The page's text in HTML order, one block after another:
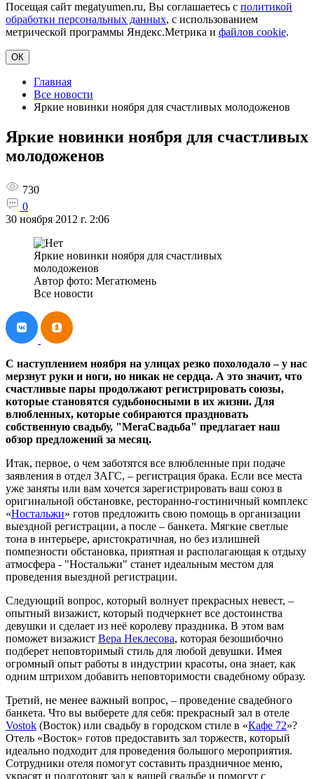
Посещая сайт megatyumen.ru, Вы соглашаетесь с политикой
обработки персональных данных, с использованием
метрической программы Яндекс.Метрика и файлов cookie.
ОК
Главная
Все новости
Яркие новинки ноября для счастливых молодоженов
Яркие новинки ноября для счастливых
молодоженов
730
0
30 ноября 2012 г. 2:06
Яркие новинки ноября для счастливых
молодоженов
Автор фото: Мегатюмень
Все новости
С наступлением ноября на улицах резко похолодало – у нас
мерзнут руки и ноги, но никак не сердца. А это значит, что
счастливые пары продолжают регистрировать союзы,
которые становятся судьбоносными в их жизни. Для
влюбленных, которые собираются праздновать
собственную свадьбу, "МегаСвадьба" предлагает наш
обзор предложений за месяц.
Итак, первое, о чем заботятся все влюбленные при подаче
заявления в отдел ЗАГС, – регистрация брака. Если все места
уже заняты или вам хочется зарегистрировать ваш союз в
оригинальной обстановке, ресторанно-гостиничный комплекс
«Ностальжи» готов предложить свою помощь в организации
выездной регистрации, а после – банкета. Мягкие светлые
тона в интерьере, аристократичная, но без излишней
помпезности обстановка, приятная и располагающая к отдыху
атмосфера - "Ностальжи" станет идеальным местом для
проведения выездной регистрации.
Следующий вопрос, который волнует прекрасных невест, –
опытный визажист, который подчеркнет все достоинства
девушки и сделает из неё королеву праздника. В этом вам
поможет визажист Вера Неклесова, которая безошибочно
подберет неповторимый стиль для любой девушки. Имея
огромный опыт работы в индустрии красоты, она знает, как
одним штрихом добавить неповторимости свадебному образу.
Третий, не менее важный вопрос, – проведение свадебного
банкета. Что вы выберете для себя: прекрасный зал в отеле
Vostok (Восток) или свадьбу в городском стиле в «Кафе 72»?
Отель «Восток» готов предоставить зал торжеств, который
идеально подходит для проведения большого мероприятия.
Сотрудники отеля помогут составить праздничное меню,
украсят и подготовят зал к вашей свадьбе и помогут с